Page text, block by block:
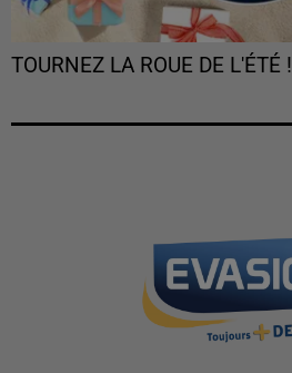
TOURNEZ LA ROUE DE L'ÉTÉ !